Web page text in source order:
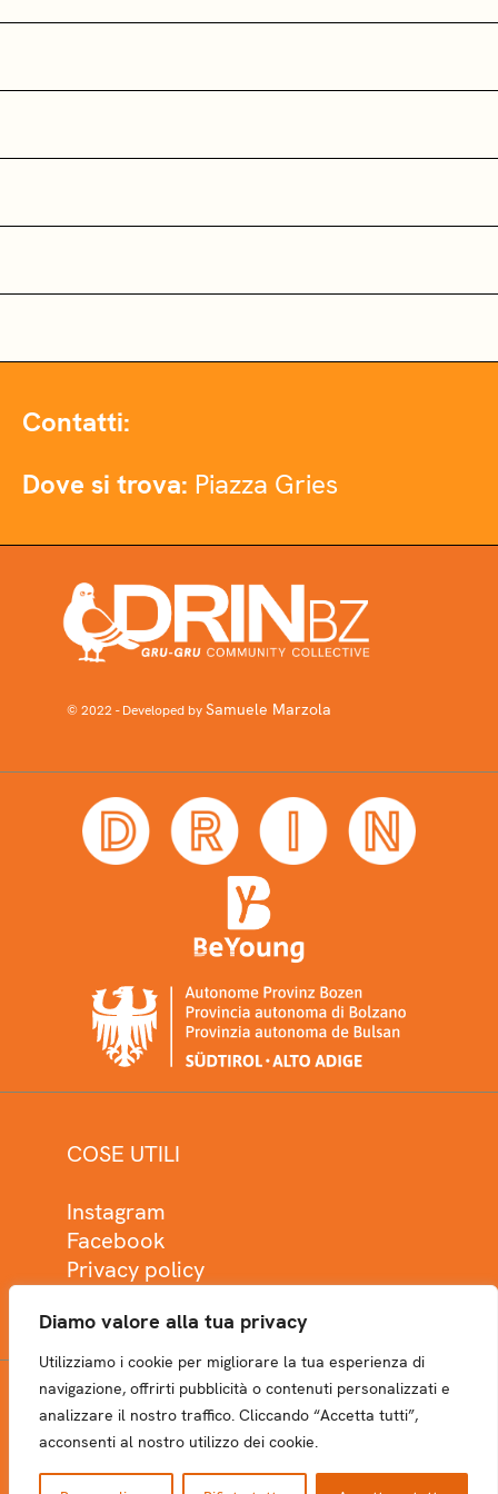
Diamo valore alla tua privacy
Utilizziamo i cookie per migliorare la tua esperienza di
navigazione, offrirti pubblicità o contenuti personalizzati e
analizzare il nostro traffico. Cliccando “Accetta tutti”,
acconsenti al nostro utilizzo dei cookie.
Contatti:
Dove si trova: Piazza Gries
© 2022 - Developed bySamuele Marzola
COSE UTILI
Instagram
Facebook
Privacy policy
NEWSLETTER